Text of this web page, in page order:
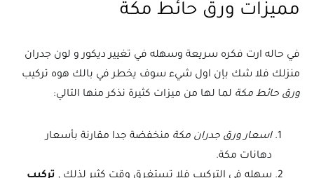
مميزات ورق حائط مكة
في حاله ارت فكره سريعة وسهله في تغيير ديكور و لون جدران
منزلك فلا شك بإن اول شيء سوف يخطر في بالك هوه تركيب
ورق حائط مكة لما لها من ميزات كثيرة نذكر منها التالي:
اسعار ورق جدران مكة منخفضة جدا مقارنة بأسعار
دهانات مكة.